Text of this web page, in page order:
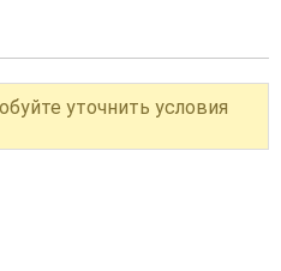
уточнить условия